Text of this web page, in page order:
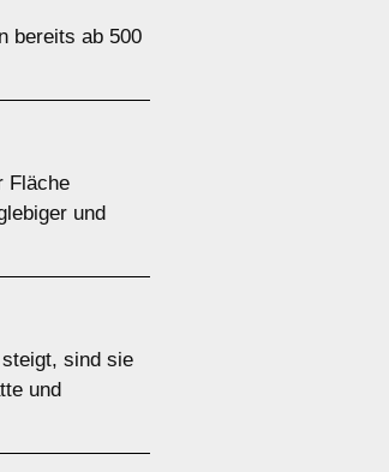
bereits ab 500
Fläche
und
sind sie
und